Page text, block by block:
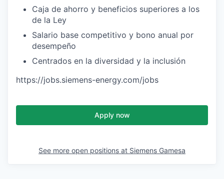
Caja de ahorro y beneficios superiores a los
de la Ley
Salario base competitivo y bono anual por
desempeño
Centrados en la diversidad y la inclusión
https://jobs.siemens-energy.com/jobs
Apply now
See more open positions at Siemens Gamesa